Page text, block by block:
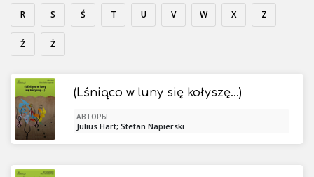
(Lśniąco w luny się kołyszę...)
АВТОРЫ
Julius Hart; Stefan Napierski
R S Ś T U V W X Z
Ź Ż